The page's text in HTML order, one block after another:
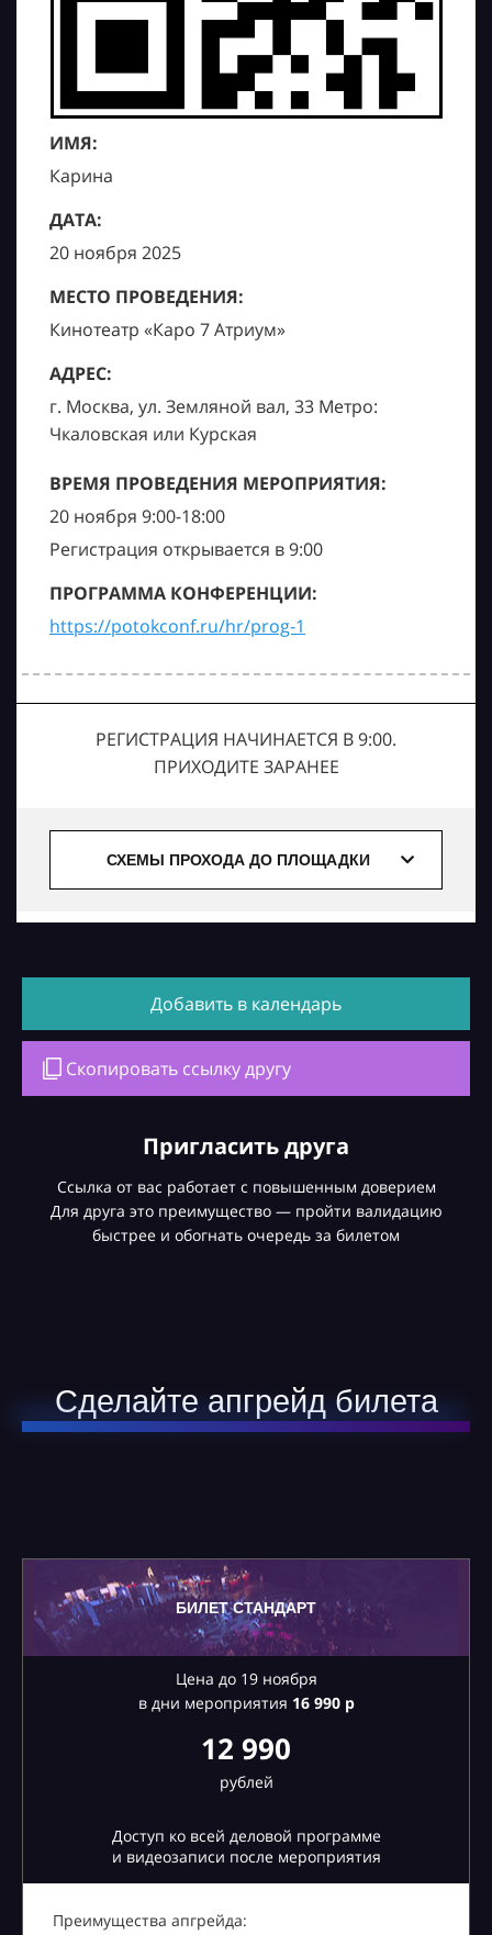
ИМЯ:
Карина
ДАТА:
20 ноября 2025
МЕСТО ПРОВЕДЕНИЯ:
Кинотеатр «Каро 7 Атриум»
АДРЕС:
г. Москва, ул. Земляной вал, 33 Метро:
Чкаловская или Курская
ВРЕМЯ ПРОВЕДЕНИЯ МЕРОПРИЯТИЯ:
20 ноября 9:00-18:00
Регистрация открывается в 9:00
ПРОГРАММА КОНФЕРЕНЦИИ:
https://potokconf.ru/hr/prog-1
РЕГИСТРАЦИЯ НАЧИНАЕТСЯ В 9:00.
ПРИХОДИТЕ ЗАРАНЕЕ
СХЕМЫ ПРОХОДА ДО ПЛОЩАДКИ
Добавить в календарь
Скопировать ссылку другу
Пригласить друга
Ссылка от вас работает с повышенным доверием
Для друга это преимущество — пройти валидацию
быстрее и обогнать очередь за билетом
Сделайте апгрейд билета
БИЛЕТ СТАНДАРТ
Цена до 19 ноября
в дни мероприятия 16990 р
12 990
рублей
Доступ ко всей деловой программе
и видеозаписи после мероприятия
Преимущества апгрейда: